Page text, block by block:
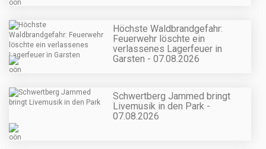
Höchste Waldbrandgefahr:
Feuerwehr löschte ein
verlassenes Lagerfeuer in
Garsten - 07.08.2026
Schwertberg Jammed bringt
Livemusik in den Park -
07.08.2026